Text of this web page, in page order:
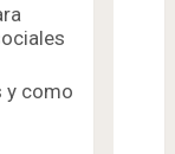
y como